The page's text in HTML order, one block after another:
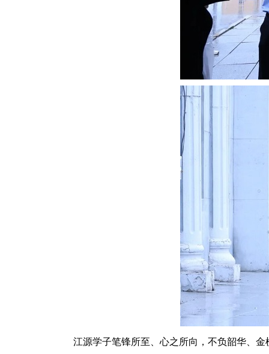
江源学子笔锋所至、心之所向，不负韶华、金